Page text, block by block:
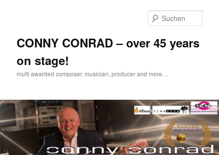
CONNY CONRAD – over 45 years
on stage!
multi awarded composer, musician, producer and more…